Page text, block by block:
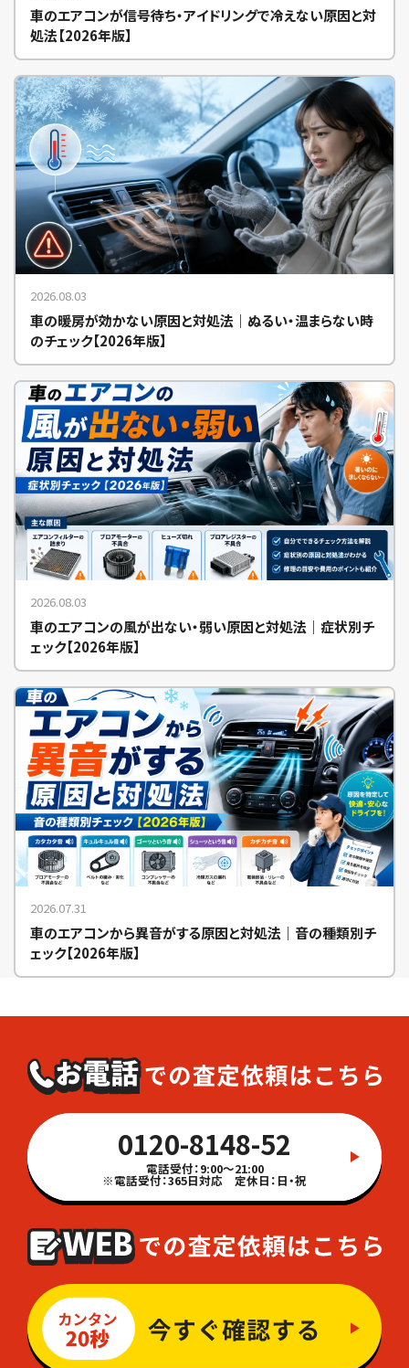
車のエアコンが信号待ち・アイドリングで冷えない原因と対
処法【2026年版】
2026.08.03
車の暖房が効かない原因と対処法｜ぬるい・温まらない時
のチェック【2026年版】
2026.08.03
車のエアコンの風が出ない・弱い原因と対処法｜症状別チ
ェック【2026年版】
2026.07.31
車のエアコンから異音がする原因と対処法｜音の種類別チ
ェック【2026年版】
0120-8148-52
電話受付：9:00～21:00
※電話受付：365日対応 定休日：日・祝